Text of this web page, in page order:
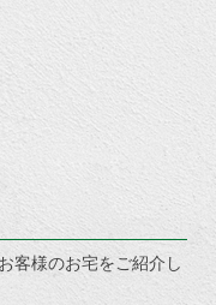
客様のお宅をご紹介し